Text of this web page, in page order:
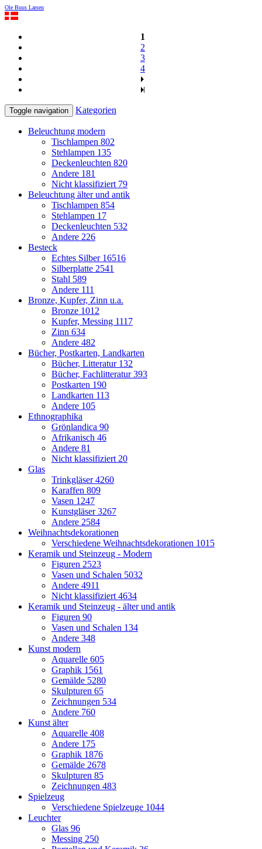
Ole Buus Larsen
1
2
3
4
Toggle navigation Kategorien
Beleuchtung modern
Tischlampen 802
Stehlampen 135
Deckenleuchten 820
Andere 181
Nicht klassifiziert 79
Beleuchtung älter und antik
Tischlampen 854
Stehlampen 17
Deckenleuchten 532
Andere 226
Besteck
Echtes Silber 16516
Silberplatte 2541
Stahl 589
Andere 111
Bronze, Kupfer, Zinn u.a.
Bronze 1012
Kupfer, Messing 1117
Zinn 634
Andere 482
Bücher, Postkarten, Landkarten
Bücher, Litteratur 132
Bücher, Fachlitteratur393
Postkarten 190
Landkarten 113
Andere 105
Ethnographika
Grönlandica 90
Afrikanisch 46
Andere 81
Nicht klassifiziert 20
Glas
Trinkgläser4260
Karaffen 809
Vasen 1247
Kunstgläser3267
Andere 2584
Weihnachtsdekorationen
Verschiedene Weihnachtsdekorationen 1015
Keramik und Steinzeug - Modern
Figuren 2523
Vasen und Schalen 5032
Andere 4911
Nicht klassifiziert 4634
Keramik und Steinzeug - älter und antik
Figuren 90
Vasen und Schalen 134
Andere 348
Kunst modern
Aquarelle 605
Graphik 1561
Gemälde 5280
Skulpturen 65
Zeichnungen 534
Andere 760
Kunst älter
Aquarelle 408
Andere 175
Graphik 1876
Gemälde 2678
Skulpturen 85
Zeichnungen 483
Spielzeug
Verschiedene Spielzeuge 1044
Leuchter
Glas 96
Messing 250